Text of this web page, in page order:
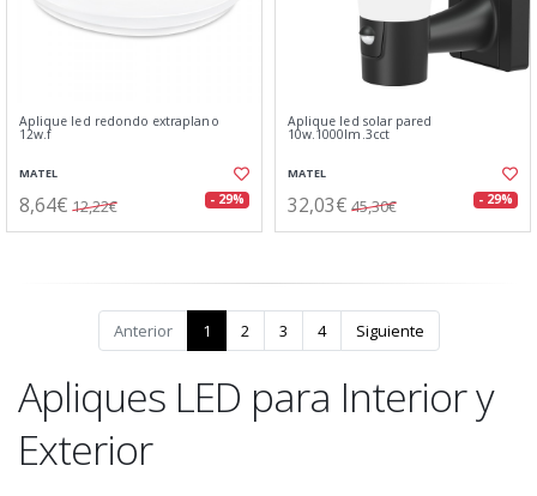
Aplique led redondo extraplano
12w.f
MATEL
8,64€ 12,22€ - 29%
Aplique led solar pared
10w.1000lm.3cct
MATEL
32,03€ 45,30€ - 29%
Anterior 1 2 3 4 Siguiente
Apliques LED para Interior y
Exterior